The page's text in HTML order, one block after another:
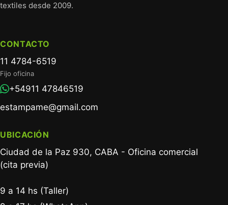
textiles desde 2009.
CONTACTO
11 4784-6519
Fijo oficina
+54911 47846519
estampame@gmail.com
UBICACIÓN
Ciudad de la Paz 930, CABA - Oficina comercial
(cita previa)
9 a 14 hs (Taller)